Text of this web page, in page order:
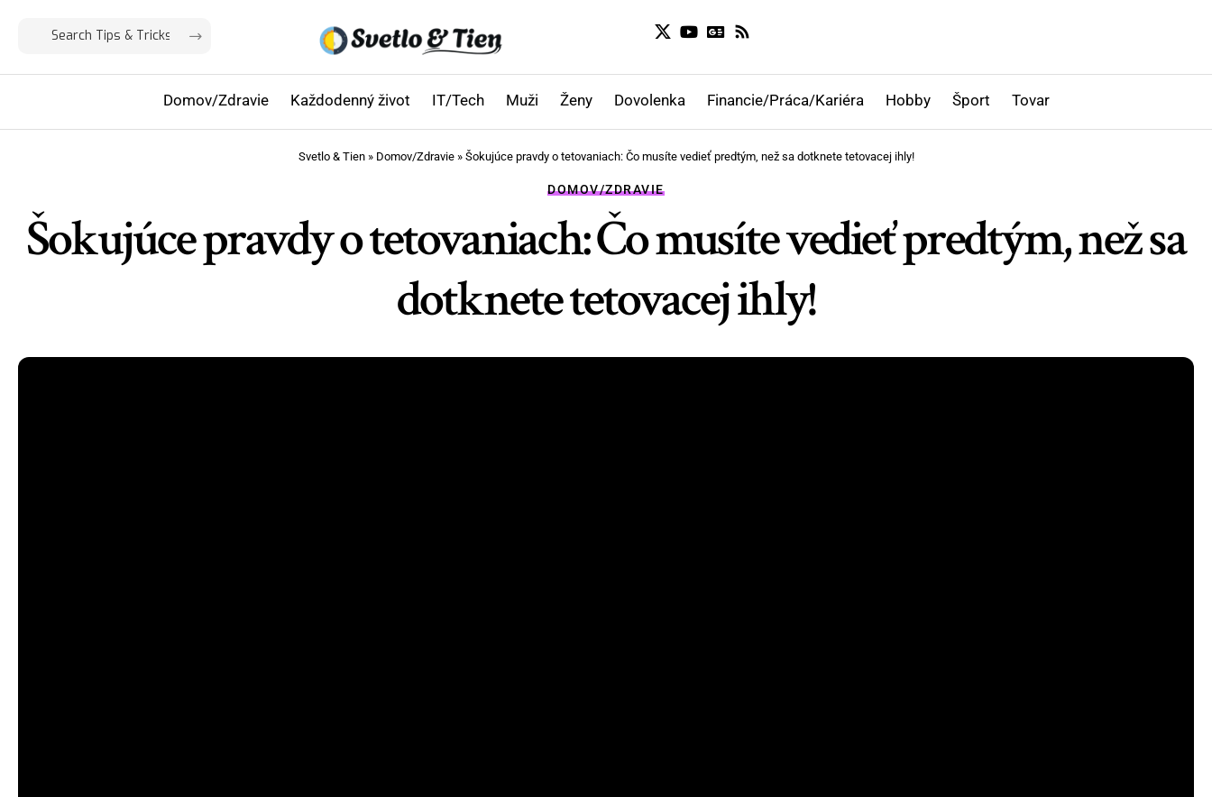
Domov/Zdravie Každodenný život IT/Tech Muži Ženy Dovolenka Financie/Práca/Kariéra Hobby Šport Tovar
Svetlo & Tien» Domov/Zdravie» Šokujúce pravdy o tetovaniach: Čo musíte vedieť predtým, než sa dotknete tetovacej ihly!
DOMOV/ZDRAVIE
Šokujúce pravdy o tetovaniach: Čo musíte vedieť predtým, než sa
dotknete tetovacej ihly!